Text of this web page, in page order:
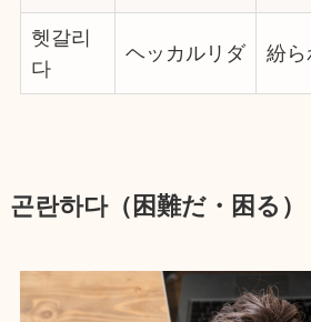
헷갈리
다
ヘッカルリダ 紛ら
곤란하다（困難だ・困る）